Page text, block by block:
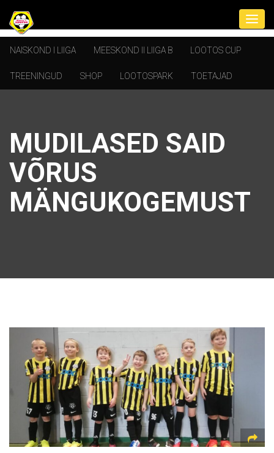
NAISKOND I LIIGA MEESKOND II LIIGA B LOOTOS CUP
TREENINGUD SHOP LOOTOSPARK TOETAJAD
MUDILASED SAID
VÕRUS
MÄNGUKOGEMUST